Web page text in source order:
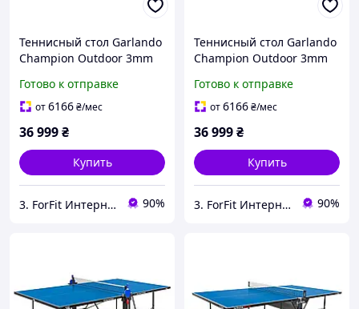
Теннисный стол Garlando
Champion Outdoor 3mm
и помещений, складной,
с автоматической
Готово к отправке
от6166₴/мес
36 999₴
Купить
3. ForFit Интернет-магазин спортивных товаров 90%
Теннисный стол Garlando
Champion Outdoor 3mm
и помещений, складной,
с автоматической
Готово к отправке
от6166₴/мес
36 999₴
Купить
3. ForFit Интернет-магазин спортивных товаров 90%